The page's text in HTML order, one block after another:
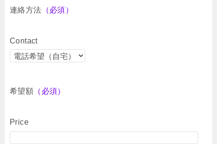
連絡方法 （必須）
Contact
希望額 （必須）
Price